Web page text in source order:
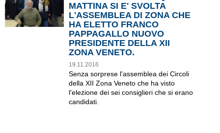
MATTINA SI E' SVOLTA
L'ASSEMBLEA DI ZONA CHE
HA ELETTO FRANCO
PAPPAGALLO NUOVO
PRESIDENTE DELLA XII
ZONA VENETO.
19.11.2016
Senza sorprese l'assemblea dei Circoli
della XII Zona Veneto che ha visto
l'elezione dei sei consiglieri che si erano
candidati.